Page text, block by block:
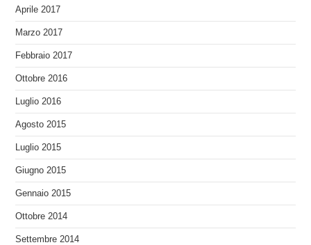
Aprile 2017
Marzo 2017
Febbraio 2017
Ottobre 2016
Luglio 2016
Agosto 2015
Luglio 2015
Giugno 2015
Gennaio 2015
Ottobre 2014
Settembre 2014